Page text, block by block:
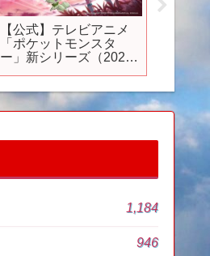
【公式】テレビアニメ
「ポケットモンスタ
ー」新シリーズ（2023
グテー
ろし
1,184
946